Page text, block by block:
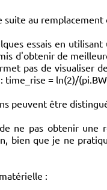
au
essais en
d'obtenir de
pas de visualiser
= ln(2)/
peuvent être
ne pas obtenir une
bien que je ne
: